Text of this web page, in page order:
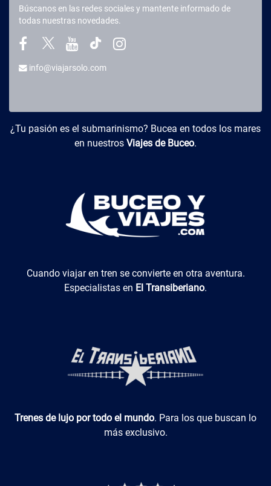
Búscanos en las redes sociales y mantente informado de
todas nuestras novedades.
info@viajarsolo.com
Buceo y Viajes
¿Tu pasión es el submarinismo? Bucea en todos los mares
en nuestros Viajes de Buceo.
El Transiberiano
Cuando viajar en tren se convierte en otra aventura.
Especialistas en El Transiberiano.
Luxotren
Trenes de lujo por todo el mundo. Para los que buscan lo
más exclusivo.